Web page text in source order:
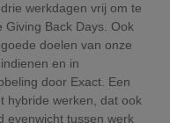
werkdagen vrij om te
Giving Back Days. Ook
doelen van onze
en in
door Exact. Een
hybride werken, dat ook
evenwicht tussen werk